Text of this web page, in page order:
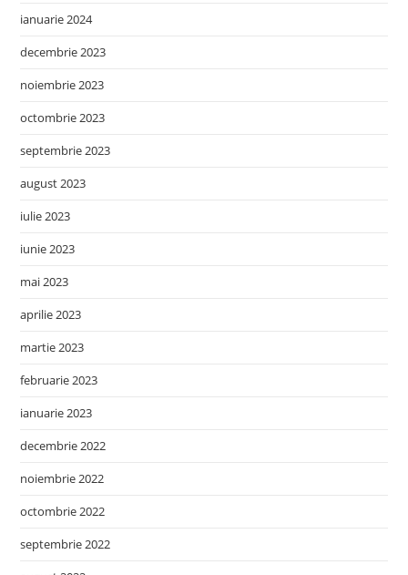
ianuarie 2024
decembrie 2023
noiembrie 2023
octombrie 2023
septembrie 2023
august 2023
iulie 2023
iunie 2023
mai 2023
aprilie 2023
martie 2023
februarie 2023
ianuarie 2023
decembrie 2022
noiembrie 2022
octombrie 2022
septembrie 2022